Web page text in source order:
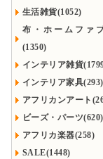
生活雑貨(1052)
布・ホームファ
(1350)
インテリア雑貨
インテリア家具(293)
アフリカンアート
ビーズ・パーツ(620)
アフリカ楽器(258)
SALE(1448)